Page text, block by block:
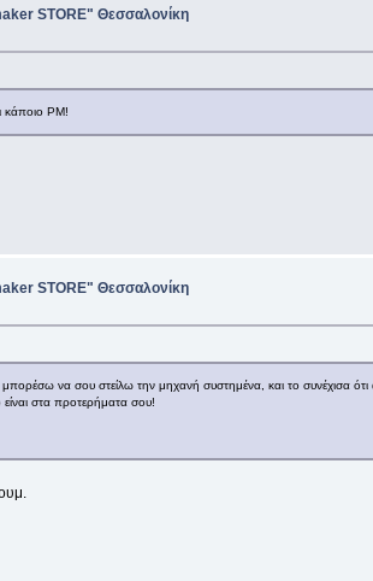
STORE" Θεσσαλονίκη
κάποιο PM!
STORE" Θεσσαλονίκη
μπορέσω να σου στείλω την μηχανή συστημένα, και το
στα προτερήματα σου!